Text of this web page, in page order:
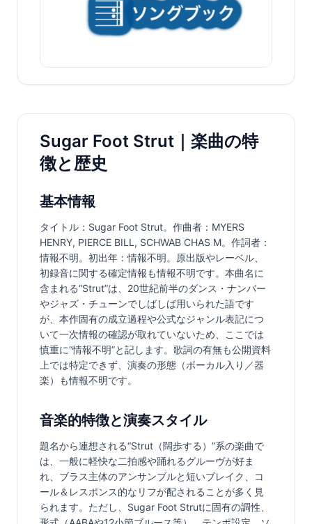
Sugar Foot Strut｜楽曲の特
徴と歴史
基本情報
タイトル：Sugar Foot Strut。作曲者：MYERS
HENRY, PIERCE BILL, SCHWAB CHAS M。作詞者：
情報不明。初出年：情報不明。原出版やレーベル、
初録音に関する確定情報も情報不明です。本曲名に
含まれる“Strut”は、20世紀前半のダンス・ナンバー
やジャズ・チューンでしばしば用いられた語です
が、本作固有の成立過程や公式なジャンル表記につ
いて一次情報の確認が取れていないため、ここでは
慎重に“情報不明”と記します。歌詞の有無も公開資料
上では特定できず、演奏の形態（ボーカル入り／器
楽）も情報不明です。
音楽的特徴と演奏スタイル
題名から連想される“Strut（闊歩する）”系の楽曲で
は、一般に軽快な二拍感や踊れるグルーヴが好ま
れ、ブラス主体のアンサンブルと短いブレイク、コ
ール＆レスポンス的なリフが配されることが多く見
られます。ただし、Sugar Foot Strutに固有の調性、